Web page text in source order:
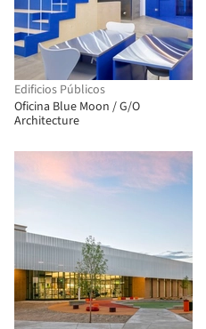
Edificios Públicos
Oficina Blue Moon / G/O
Architecture